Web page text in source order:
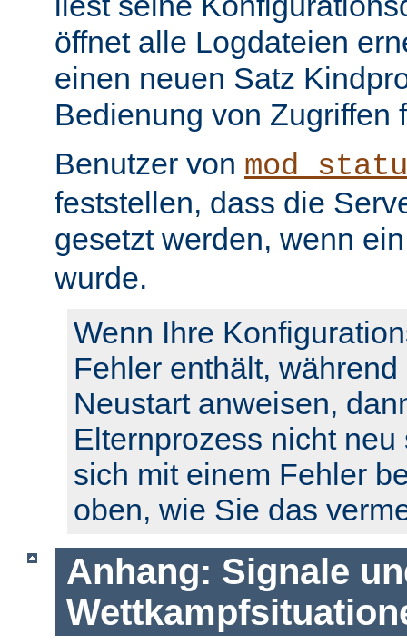
öffnet alle Logdateien
einen neuen Satz
Bedienung von Zugriffen
Benutzer von
feststellen, dass die
gesetzt werden, wenn
wurde.
Wenn Ihre
Fehler enthält,
Neustart anweisen,
Elternprozess nicht
sich mit einem Fehler
oben, wie Sie das
Anhang: Signale